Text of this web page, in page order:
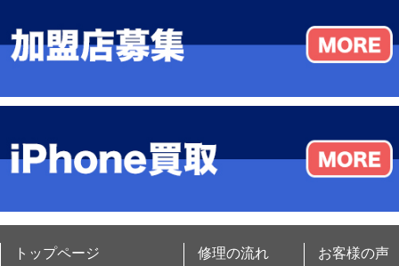
トップページ
修理の流れ
お客様の声